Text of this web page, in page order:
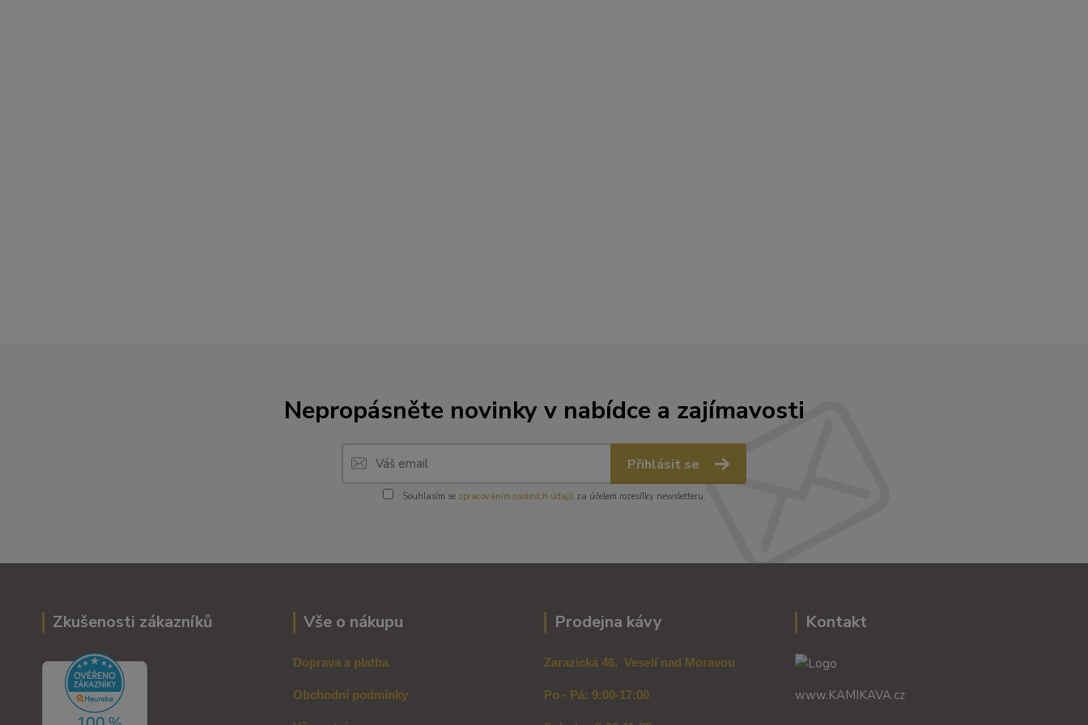
Nepropásněte novinky v nabídce a zajímavosti
Přihlásit se
Souhlasím se zpracováním osobních údajůza účelem rozesílky newsletteru.
Zkušenosti zákazníků Vše o nákupu
Doprava a platba
Obchodní podmínky
Prodejna kávy
Zarazická 46, Veselí nad Moravou
Po - Pá: 9:00-17:00
Kontakt
www.KAMIKAVA.cz